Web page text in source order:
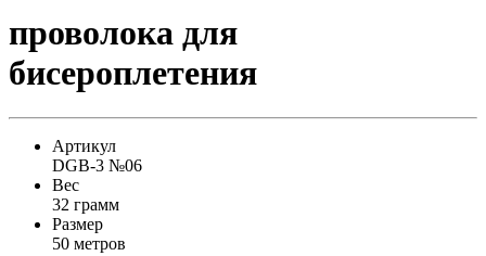
проволока для
бисероплетения
Артикул
DGB-3 №06
Вес
32 грамм
Размер
50 метров